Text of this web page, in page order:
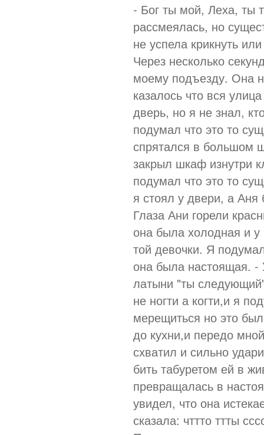
- Бог ты мой, Леха, ты
рассмеялась, но
не успела крикнуть
Через несколько
моему подъезду. Она
казалось что вся
дверь, но я не знал,
подумал что это то
спрятался в большом
закрыл шкаф изнутри
подумал что это то
я стоял у двери, а Аня
Глаза Ани горели
она была холодная и
той девочки. Я
она была настоящая.
латыни "ты
не ногти а когти,и я
мерещиться но это
до кухни,и передо
схватил и сильно
бить табуретом ей в
превращалась в
увидел, что она
сказала: чттто ттты